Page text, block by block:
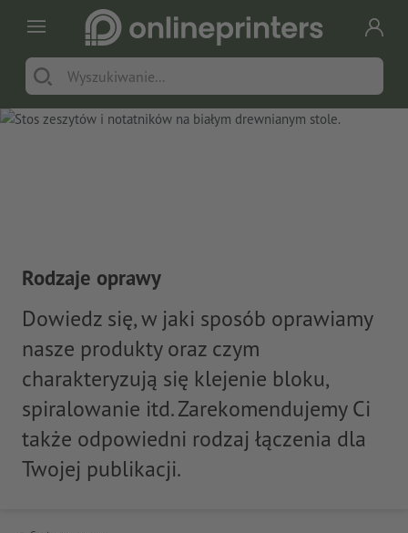
Rodzaje oprawy
Dowiedz się, w jaki sposób oprawiamy
nasze produkty oraz czym
charakteryzują się klejenie bloku,
spiralowanie itd. Zarekomendujemy Ci
także odpowiedni rodzaj łączenia dla
Twojej publikacji.